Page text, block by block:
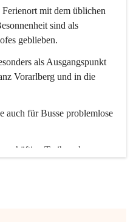
mit dem üblichen
sind als
geblieben.
als Ausgangspunkt
Vorarlberg und in die
auch für Busse problemlose
Treiben der